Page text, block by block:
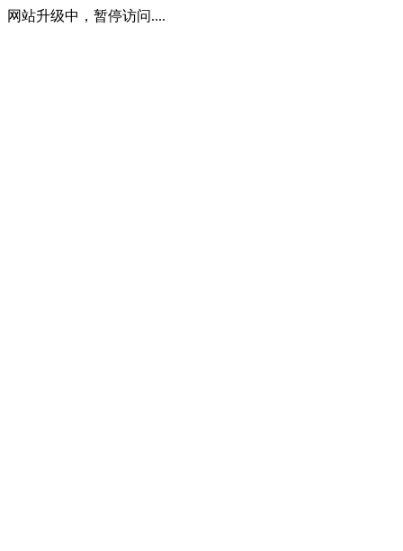
网站升级中，暂停访问....